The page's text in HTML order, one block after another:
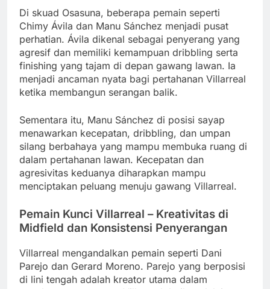
Di skuad Osasuna, beberapa pemain seperti
Chimy Ávila dan Manu Sánchez menjadi pusat
perhatian. Ávila dikenal sebagai penyerang yang
agresif dan memiliki kemampuan dribbling serta
finishing yang tajam di depan gawang lawan. Ia
menjadi ancaman nyata bagi pertahanan Villarreal
ketika membangun serangan balik.
Sementara itu, Manu Sánchez di posisi sayap
menawarkan kecepatan, dribbling, dan umpan
silang berbahaya yang mampu membuka ruang di
dalam pertahanan lawan. Kecepatan dan
agresivitas keduanya diharapkan mampu
menciptakan peluang menuju gawang Villarreal.
Pemain Kunci Villarreal – Kreativitas di
Midfield dan Konsistensi Penyerangan
Villarreal mengandalkan pemain seperti Dani
Parejo dan Gerard Moreno. Parejo yang berposisi
di lini tengah adalah kreator utama dalam